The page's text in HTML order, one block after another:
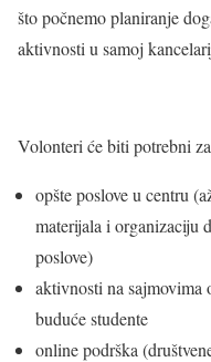
što počnemo planiranje
aktivnosti u samoj
Volonteri će biti potrebni
opšte poslove u centru
materijala i organizaciju
poslove)
aktivnosti na sajmovima
buduće studente
online podrška